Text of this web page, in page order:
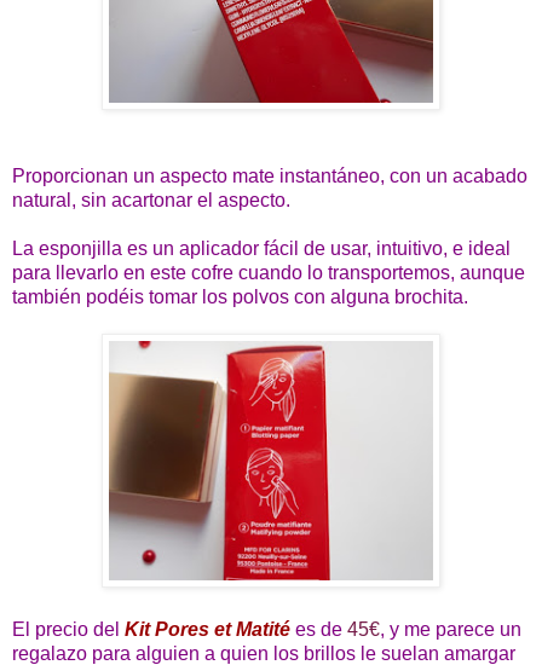
Proporcionan un aspecto mate instantáneo, con un acabado
natural, sin acartonar el aspecto.
La esponjilla es un aplicador fácil de usar, intuitivo, e ideal
para llevarlo en este cofre cuando lo transportemos, aunque
también podéis tomar los polvos con alguna brochita.
El precio del Kit Pores et Matité es de 45€, y me parece un
regalazo para alguien a quien los brillos le suelan amargar